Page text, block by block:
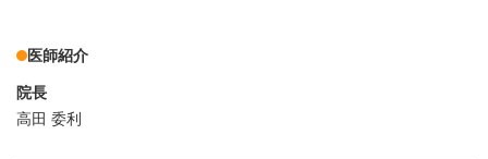
医師紹介
院長
高田 委利